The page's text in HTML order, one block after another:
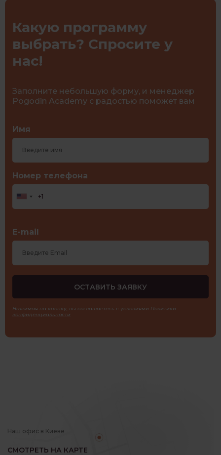
Какую программу
выбрать? Спросите у
нас!
Заполните небольшую форму, и менеджер
Pogodin Academy с радостью поможет вам
Имя
Номер телефона
E-mail
Нажимая на кнопку, вы соглашаетесь с условиями Политики
конфиденциальности
Наш офис в Киеве
СМОТРЕТЬ НА КАРТЕ